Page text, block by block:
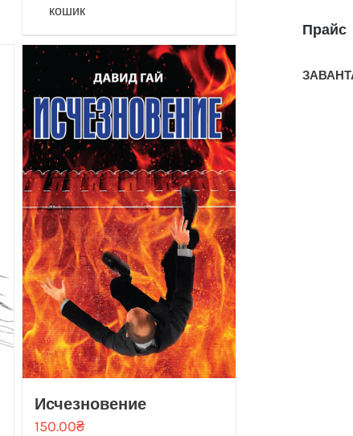
кошик
Исчезновение
150.00₴
Прайс